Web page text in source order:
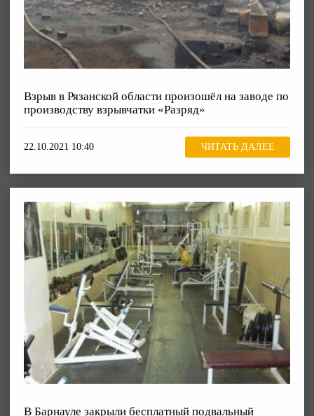
Взрыв в Рязанской области произошёл на заводе по
производству взрывчатки «Разряд»
22.10.2021 10:40 ЧИТАТЬ ДАЛЕЕ
В Барнауле закрыли бесплатный подвальный